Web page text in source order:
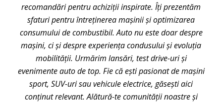
recomandări pentru achiziții inspirate. Îți prezentăm
sfaturi pentru întreținerea mașinii și optimizarea
consumului de combustibil. Auto nu este doar despre
mașini, ci și despre experiența condusului și evoluția
mobilității. Urmărim lansări, test drive-uri și
evenimente auto de top. Fie că ești pasionat de mașini
sport, SUV-uri sau vehicule electrice, găsești aici
conținut relevant. Alătură-te comunității noastre și